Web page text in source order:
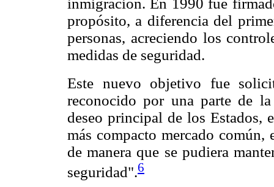
propósito, a diferencia del
personas, acreciendo los
medidas de seguridad.
Este nuevo objetivo fue
reconocido por una parte de
deseo principal de los Estados,
más compacto mercado
de manera que se pudiera
seguridad".6